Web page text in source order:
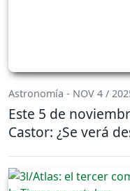
Astronomía - NOV 4 /
Este 5 de
Castor: ¿Se verá